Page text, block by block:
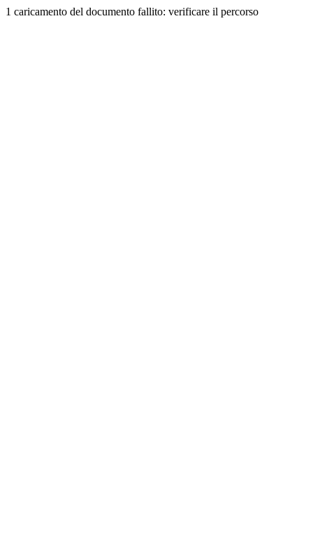
1 caricamento del documento fallito: verificare il percorso